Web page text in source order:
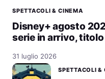
SPETTACOLI & CINEMA
Disney+ agosto
serie in arrivo,
31 luglio 2026
SPETTACOLI &